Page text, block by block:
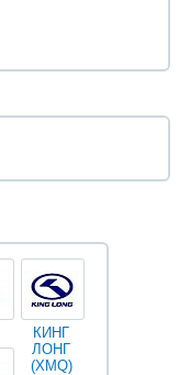
КИНГ
ЛОНГ
(XMQ)